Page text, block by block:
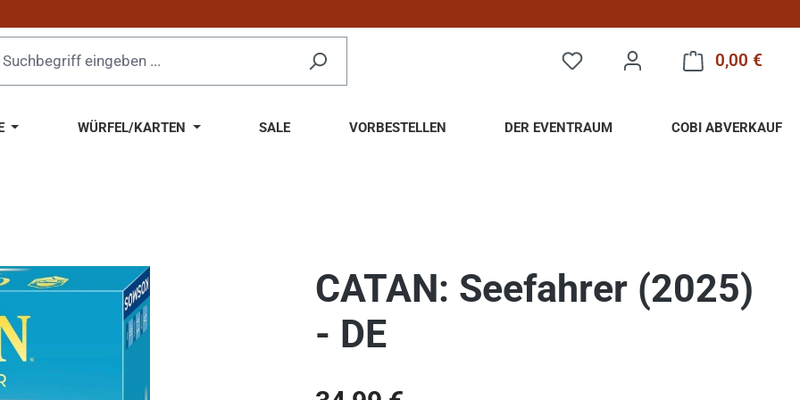
0,00 €
WÜRFEL/KARTEN SALE VORBESTELLEN DER EVENTRAUM COBI ABVERKAUF
CATAN: Seefahrer (2025)
- DE
Regulärer Preis: